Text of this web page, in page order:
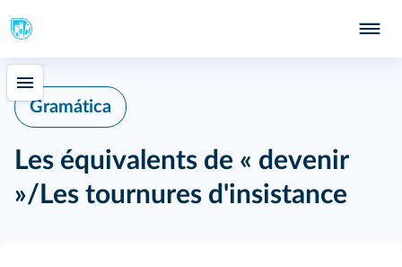
Gramática
Les équivalents de « devenir
»/Les tournures d'insistance